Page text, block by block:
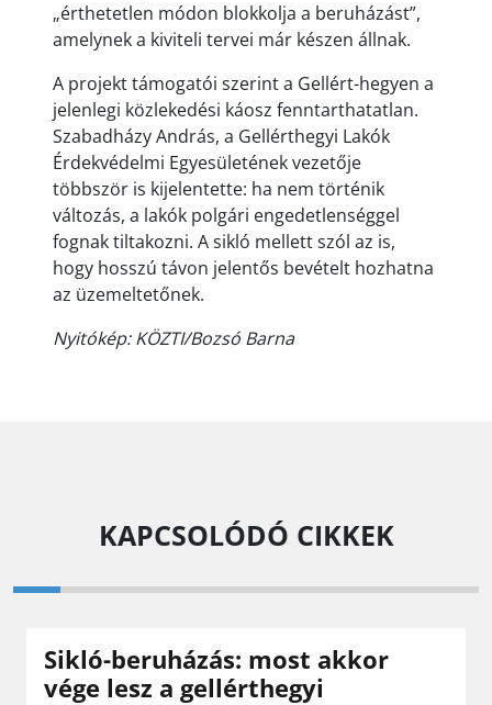
„érthetetlen módon blokkolja a beruházást”,
amelynek a kiviteli tervei már készen állnak.
A projekt támogatói szerint a Gellért-hegyen a
jelenlegi közlekedési káosz fenntarthatatlan.
Szabadházy András, a Gellérthegyi Lakók
Érdekvédelmi Egyesületének vezetője
többször is kijelentette: ha nem történik
változás, a lakók polgári engedetlenséggel
fognak tiltakozni. A sikló mellett szól az is,
hogy hosszú távon jelentős bevételt hozhatna
az üzemeltetőnek.
Nyitókép: KÖZTI/Bozsó Barna
KAPCSOLÓDÓ CIKKEK
Sikló-beruházás: most akkor
vége lesz a gellérthegyi